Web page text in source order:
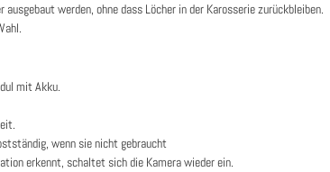
werden, ohne dass Löcher in der Karosserie zurückbleiben.
mit Akku.
wenn sie nicht gebraucht
erkennt, schaltet sich die Kamera wieder ein.